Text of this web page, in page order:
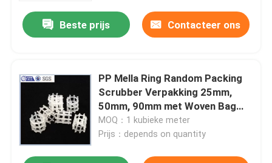
Beste prijs Contacteer ons
PP Mella Ring Random Packing
Scrubber Verpakking 25mm,
50mm, 90mm met Woven Bag
Package
MOQ：1 kubieke meter
Prijs：depends on quantity